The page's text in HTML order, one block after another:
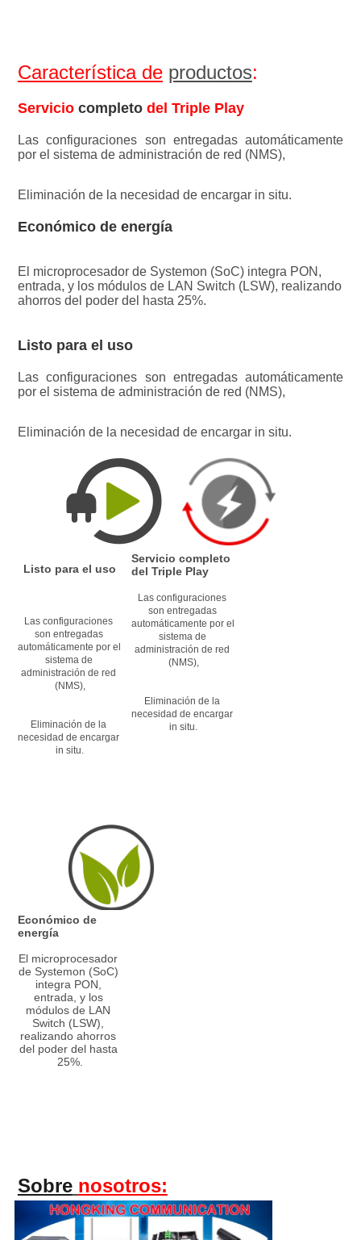
Característica de productos:
Servicio completo del Triple Play
Las configuraciones son entregadas automáticamente
por el sistema de administración de red (NMS),
Eliminación de la necesidad de encargar in situ.
Económico de energía
El microprocesador de Systemon (SoC) integra PON,
entrada, y los módulos de LAN Switch (LSW), realizando
ahorros del poder del hasta 25%.
Listo para el uso
Las configuraciones son entregadas automáticamente
por el sistema de administración de red (NMS),
Eliminación de la necesidad de encargar in situ.
Listo para el uso
Las configuraciones
son entregadas
automáticamente por el
sistema de
administración de red
(NMS),
Eliminación de la
necesidad de encargar
in situ.
Servicio completo
del Triple Play
Las configuraciones
son entregadas
automáticamente por el
sistema de
administración de red
(NMS),
Eliminación de la
necesidad de encargar
in situ.
Económico de
energía
El microprocesador
de Systemon (SoC)
integra PON,
entrada, y los
módulos de LAN
Switch (LSW),
realizando ahorros
del poder del hasta
25%.
Sobre nosotros: